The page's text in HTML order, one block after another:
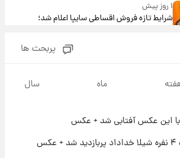
۱ روز پیش
شرایط تازه فروش اقساطی سایپا اعلام شد؛
قیمت سکه و طلا فردا
۱۹ ساعت پیش
پربحث ها
ماه سال
با این عکس آفتابی شد + عکس